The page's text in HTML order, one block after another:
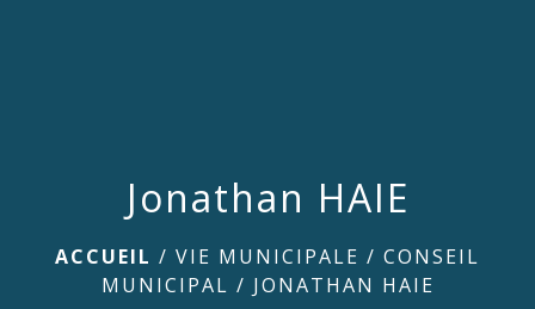
Jonathan HAIE
ACCUEIL / VIE MUNICIPALE / CONSEIL
MUNICIPAL / JONATHAN HAIE